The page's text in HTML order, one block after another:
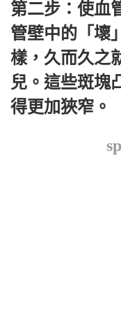
第二步：使血
管壁中的「壞
樣，久而久之
兒。這些斑塊
得更加狹窄。